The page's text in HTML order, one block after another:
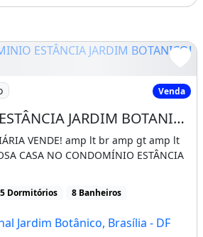
ESTÂNCIA JARDIM BOTANICO!
Venda
CONDOMINIO ESTÂNCIA JARDIM BOTANICO! ACEITA FINANCIAMENTO!
VENDE! amp lt br amp gt amp lt
CASA NO CONDOMÍNIO ESTÂNCIA
5 Dormitórios 8 Banheiros
Jardim Botânico, Brasília - DF